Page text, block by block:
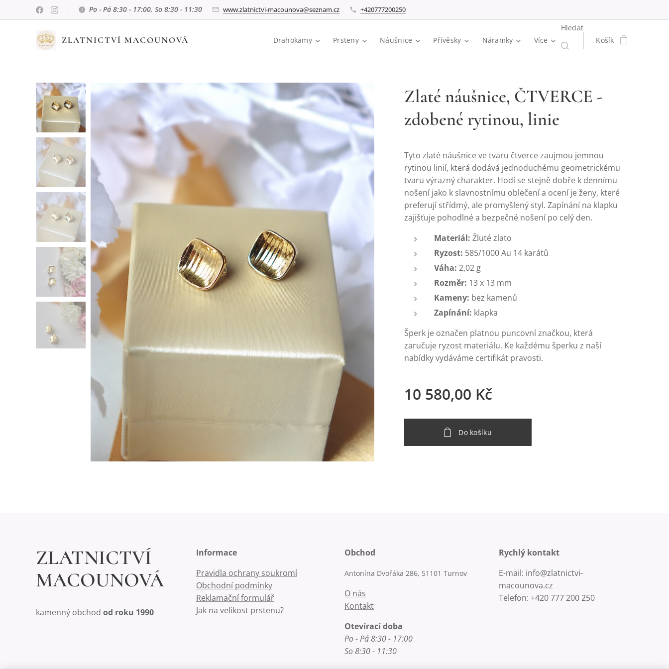
Po - Pá 8:30 - 17:00, So 8:30 - 11:30 www.zlatnictvi-macounova@seznam.cz +420777200250
ZLATNICTVÍ MACOUNOVÁ Drahokamy Prsteny Náušnice Přívěsky Náramky Více
Hledat
Košík
Zlaté náušnice, ČTVERCE -
zdobené rytinou, linie
Tyto zlaté náušnice ve tvaru čtverce zaujmou jemnou
rytinou linií, která dodává jednoduchému geometrickému
tvaru výrazný charakter. Hodí se stejně dobře k dennímu
nošení jako k slavnostnímu oblečení a ocení je ženy, které
preferují střídmý, ale promyšlený styl. Zapínání na klapku
zajišťuje pohodlné a bezpečné nošení po celý den.
Materiál: Žluté zlato
Ryzost: 585/1000 Au 14 karátů
Váha: 2,02 g
Rozměr: 13 x 13 mm
Kameny: bez kamenů
Zapínání: klapka
Šperk je označen platnou puncovní značkou, která
zaručuje ryzost materiálu. Ke každému šperku z naší
nabídky vydáváme certifikát pravosti.
10 580,00 Kč
Do košíku
ZLATNICTVÍ
MACOUNOVÁ
kamenný obchod od roku 1990
Informace
Pravidla ochrany soukromí
Obchodní podmínky
Reklamační formulář
Jak na velikost prstenu?
Obchod
Antonína Dvořáka 286, 51101 Turnov
O nás
Kontakt
Otevírací doba
Po - Pá 8:30 - 17:00
So 8:30 - 11:30
Rychlý kontakt
E-mail: info@zlatnictvi-
macounova.cz
Telefon: +420 777 200 250